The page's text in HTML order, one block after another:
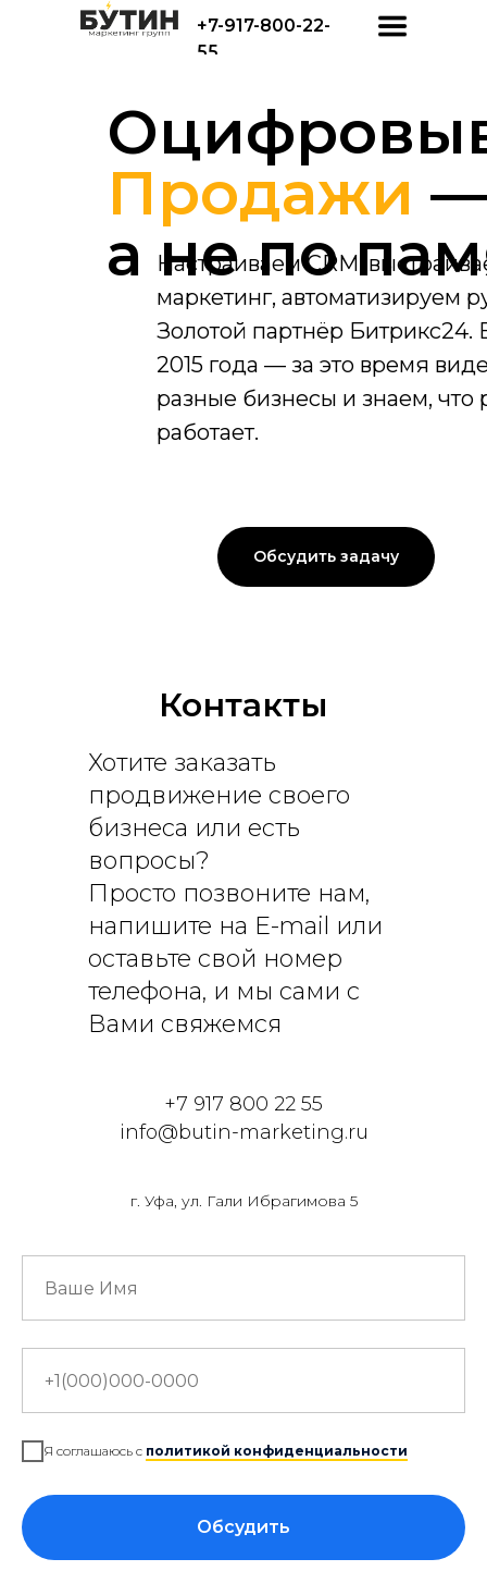
интернет-маркетинга
+7-917-800-22-
55
Обсудить проект с маркетологом
Портфолио
Тарифы
Настраиваем CRM,
маркетинг, автоматизируем
Золотой партнёр Битрикс24.
2015 года — за это время
разные бизнесы и знаем, что
работает.
Продажи —
а не по
Обсудить задачу
Контакты
Хотите заказать
продвижение своего
бизнеса или есть
вопросы?
Просто позвоните нам,
напишите на E-mail или
оставьте свой номер
телефона, и мы сами с
Вами свяжемся
+7 917 800 22 55
info@butin-marketing.ru
г. Уфа, ул. Гали Ибрагимова 5
Я соглашаюсь с политикой конфиденциальности
Обсудить